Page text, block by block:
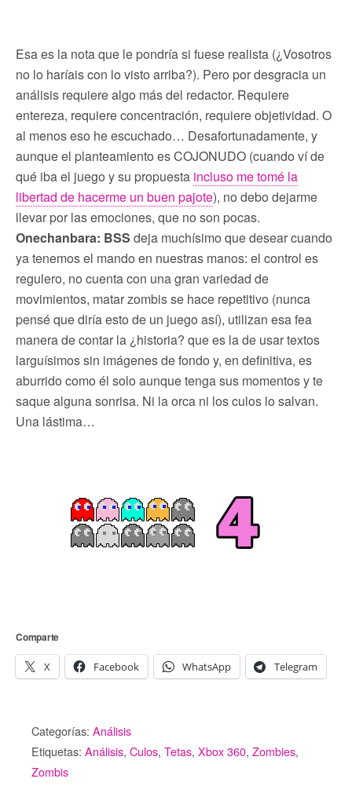
Esa es la nota que le pondría si fuese realista (¿Vosotros
no lo haríais con lo visto arriba?). Pero por desgracia un
análisis requiere algo más del redactor. Requiere
entereza, requiere concentración, requiere objetividad. O
al menos eso he escuchado… Desafortunadamente, y
aunque el planteamiento es COJONUDO (cuando ví de
qué iba el juego y su propuesta incluso me tomé la
libertad de hacerme un buen pajote), no debo dejarme
llevar por las emociones, que no son pocas.
Onechanbara: BSS deja muchísimo que desear cuando
ya tenemos el mando en nuestras manos: el control es
regulero, no cuenta con una gran variedad de
movimientos, matar zombis se hace repetitivo (nunca
pensé que diría esto de un juego así), utilizan esa fea
manera de contar la ¿historia? que es la de usar textos
larguísimos sin imágenes de fondo y, en definitiva, es
aburrido como él solo aunque tenga sus momentos y te
saque alguna sonrisa. Ni la orca ni los culos lo salvan.
Una lástima…
Comparte
X Facebook WhatsApp Telegram
Categorías: Análisis
Etiquetas: Análisis, Culos, Tetas, Xbox 360, Zombies,
Zombis